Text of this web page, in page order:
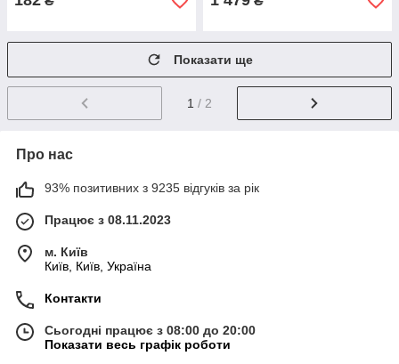
Показати ще
1 / 2
Про нас
93% позитивних з 9235 відгуків за рік
Працює з 08.11.2023
м. Київ
Київ, Київ, Україна
Контакти
Сьогодні працює з 08:00 до 20:00
Показати весь графік роботи